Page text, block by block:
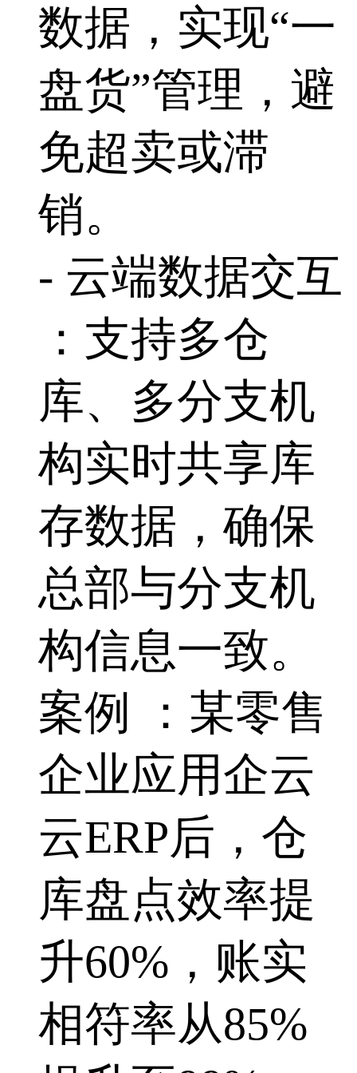
数据，实现“一
盘货”管理，避
免超卖或滞
销。
- 云端数据交互
：支持多仓
库、多分支机
构实时共享库
存数据，确保
总部与分支机
构信息一致。
案例 ：某零售
企业应用企云
云ERP后，仓
库盘点效率提
升60%，账实
相符率从85%